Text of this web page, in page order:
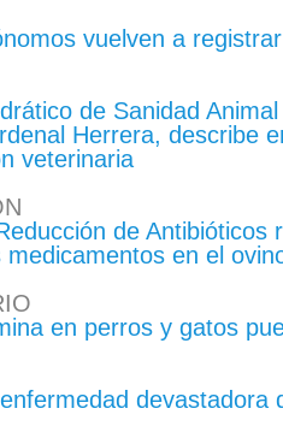
vuelven a
de Sanidad
Herrera, describe
veterinaria
de Antibióticos
en el
en perros y gatos
devastadora